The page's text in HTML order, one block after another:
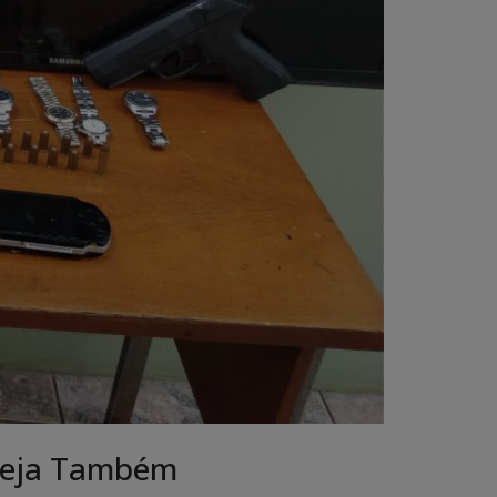
Também